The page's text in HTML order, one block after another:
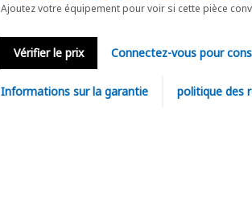
Ajoutez votre équipement pour voir si cette pièce
Vérifier le prix Connectez-vous pour
Informations sur la garantie politique des